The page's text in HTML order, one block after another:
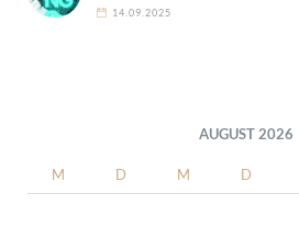
14.09.2025
AUGUST 2026
M D M D